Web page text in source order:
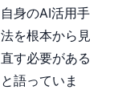
自身のAI活用手
法を根本から見
直す必要がある
と語っていま